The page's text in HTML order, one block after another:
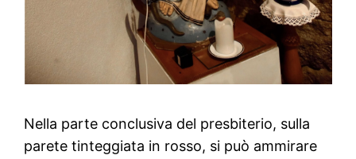
Nella parte conclusiva del presbiterio, sulla
parete tinteggiata in rosso, si può ammirare